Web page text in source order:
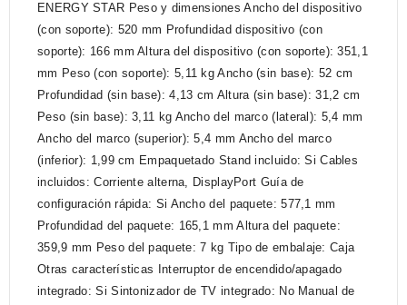
ENERGY STAR Peso y dimensiones Ancho del dispositivo
(con soporte): 520 mm Profundidad dispositivo (con
soporte): 166 mm Altura del dispositivo (con soporte): 351,1
mm Peso (con soporte): 5,11 kg Ancho (sin base): 52 cm
Profundidad (sin base): 4,13 cm Altura (sin base): 31,2 cm
Peso (sin base): 3,11 kg Ancho del marco (lateral): 5,4 mm
Ancho del marco (superior): 5,4 mm Ancho del marco
(inferior): 1,99 cm Empaquetado Stand incluido: Si Cables
incluidos: Corriente alterna, DisplayPort Guía de
configuración rápida: Si Ancho del paquete: 577,1 mm
Profundidad del paquete: 165,1 mm Altura del paquete:
359,9 mm Peso del paquete: 7 kg Tipo de embalaje: Caja
Otras características Interruptor de encendido/apagado
integrado: Si Sintonizador de TV integrado: No Manual de